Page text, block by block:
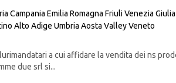
Campania Emilia Romagna Friuli Venezia Giulia
Alto Adige Umbria Aosta ValleyVeneto
a cui affidare la vendita dei ns
due srl si...